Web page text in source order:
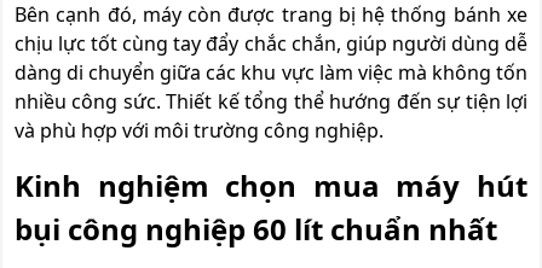
Bên cạnh đó, máy còn được trang bị hệ thống bánh xe
chịu lực tốt cùng tay đẩy chắc chắn, giúp người dùng dễ
dàng di chuyển giữa các khu vực làm việc mà không tốn
nhiều công sức. Thiết kế tổng thể hướng đến sự tiện lợi
và phù hợp với môi trường công nghiệp.
Kinh nghiệm chọn mua máy hút
bụi công nghiệp 60 lít chuẩn nhất